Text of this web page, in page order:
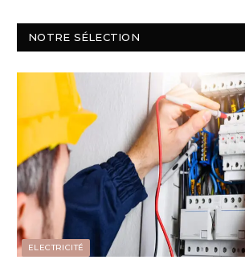
NOTRE SÉLECTION
ELECTRICITÉ